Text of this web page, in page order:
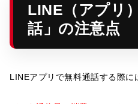
LINE（アプリ
話」の注意点
LINEアプリで無料通話する際に